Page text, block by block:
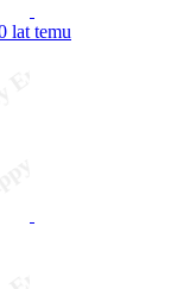
lat temu